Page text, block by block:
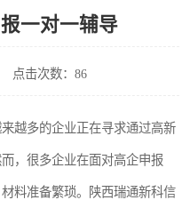
一对一辅导
点击次数：86
越多的企业正在寻求通过高新
，很多企业在面对高企申报
料准备繁琐。陕西瑞通新科信